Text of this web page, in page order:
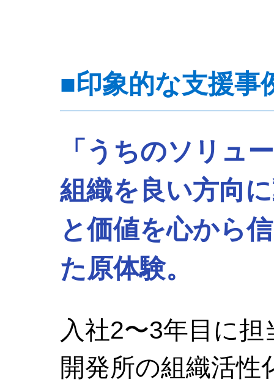
■印象的な支援事
「うちのソリュ
組織を良い方向
と価値を心から
た原体験。
入社2〜3年目に
開発所の組織活性